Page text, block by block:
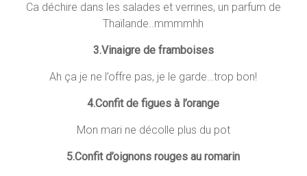
Ca déchire dans les salades et verrines, un parfum de
Thaïlande..mmmmhh
3.Vinaigre de framboises
Ah ça je ne l’offre pas, je le garde…trop bon!
4.Confit de figues à l’orange
Mon mari ne décolle plus du pot
5.Confit d’oignons rouges au romarin